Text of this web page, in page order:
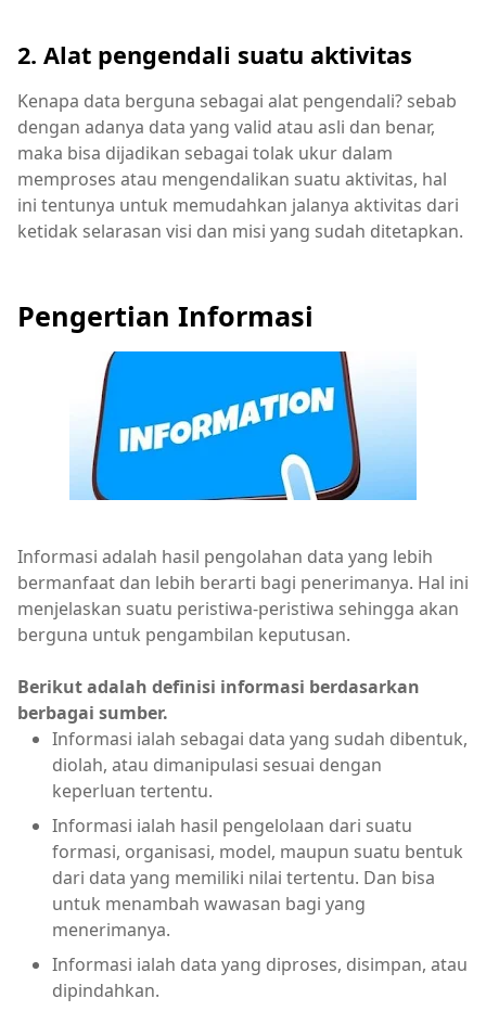
2. Alat pengendali suatu aktivitas
Kenapa data berguna sebagai alat pengendali? sebab
dengan adanya data yang valid atau asli dan benar,
maka bisa dijadikan sebagai tolak ukur dalam
memproses atau mengendalikan suatu aktivitas, hal
ini tentunya untuk memudahkan jalanya aktivitas dari
ketidak selarasan visi dan misi yang sudah ditetapkan.
Pengertian Informasi
Informasi adalah hasil pengolahan data yang lebih
bermanfaat dan lebih berarti bagi penerimanya. Hal ini
menjelaskan suatu peristiwa-peristiwa sehingga akan
berguna untuk pengambilan keputusan.
Berikut adalah definisi informasi berdasarkan
berbagai sumber.
Informasi ialah sebagai data yang sudah dibentuk,
diolah, atau dimanipulasi sesuai dengan
keperluan tertentu.
Informasi ialah hasil pengelolaan dari suatu
formasi, organisasi, model, maupun suatu bentuk
dari data yang memiliki nilai tertentu. Dan bisa
untuk menambah wawasan bagi yang
menerimanya.
Informasi ialah data yang diproses, disimpan, atau
dipindahkan.